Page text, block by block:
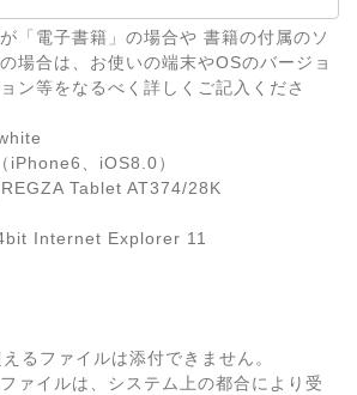
「電子書籍」の場合や 書籍の付属のソ
場合は、お使いの端末やOSのバージョ
ン等をなるべく詳しくご記入くださ
iPhone6、iOS8.0）
Tablet AT374/28K
Internet Explorer 11
えるファイルは添付できません。
ァイルは、システム上の都合により受